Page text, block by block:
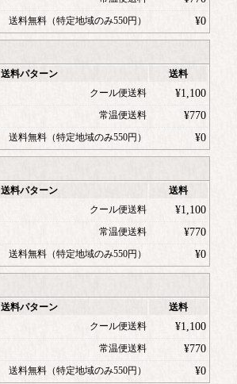
送料無料（特定地域のみ550円） ¥0
送料パターン
送料
クール便送料
¥1,100
常温便送料 ¥770
送料無料（特定地域のみ550円） ¥0
送料パターン
送料
クール便送料
¥1,100
常温便送料 ¥770
送料無料（特定地域のみ550円） ¥0
送料パターン
送料
クール便送料
¥1,100
常温便送料 ¥770
送料無料（特定地域のみ550円） ¥0